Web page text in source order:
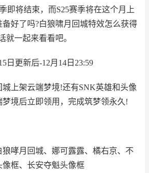
即将结束，而S25赛季将在这个月上
好了吗?白狼啸月回城特效怎么获得
就一起来看看吧。
日更新后-12月14日23:59
上架云端梦境!还有SNK英雄和头像
境后立即领用，完成筑梦领永久!
狼哮月回城、娜可露露、橘右京、不
框、长安夺魁头像框